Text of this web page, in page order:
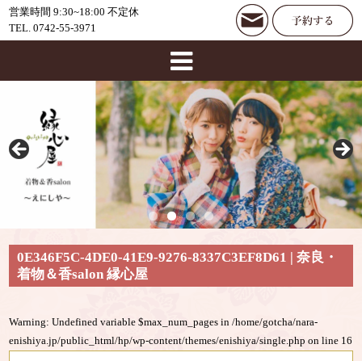
営業時間 9:30~18:00 不定休
TEL. 0742-55-3971
0E346F5C-4DE0-41E9-9276-8337C3EF8D61 | 奈良・
着物＆香salon 縁心屋
Warning: Undefined variable $max_num_pages in/home/gotcha/nara-
enishiya.jp/public_html/hp/wp-content/themes/enishiya/single.php on line 16